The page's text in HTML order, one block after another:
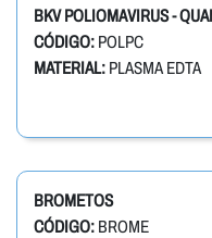
BKV POLIOMAVIRUS -
CÓDIGO: POLPC
MATERIAL: PLASMA EDTA
BROMETOS
CÓDIGO: BROME